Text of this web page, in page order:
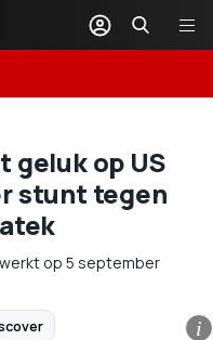
geluk op US
stunt tegen
op 5 september
i